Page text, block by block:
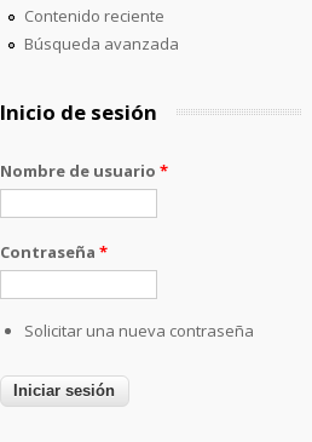
Contenido reciente
Búsqueda avanzada
Inicio de sesión
Nombre de usuario *
Contraseña *
Solicitar una nueva contraseña